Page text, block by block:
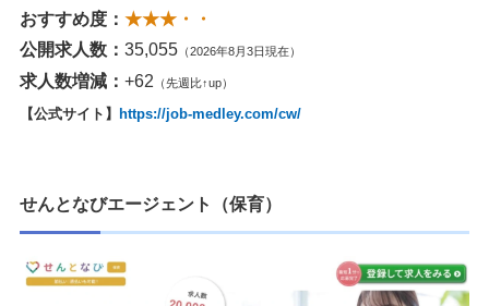
おすすめ度： ★★★・・
公開求人数： 35,055 （2026年8月3日現在）
求人数増減： +62 （先週比↑up）
【公式サイト】 https://job-medley.com/cw/
せんとなびエージェント（保育）